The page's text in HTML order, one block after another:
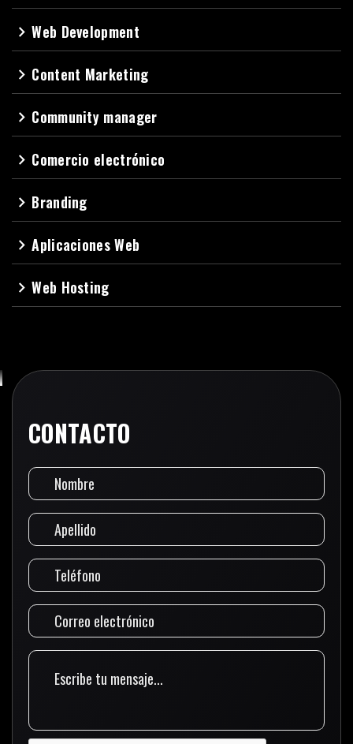
navigate_nextWeb Development
navigate_next Content Marketing
navigate_next Community manager
navigate_next Comercio electrónico
navigate_next Branding
navigate_nextAplicaciones Web
navigate_nextWeb Hosting
CONTACTO